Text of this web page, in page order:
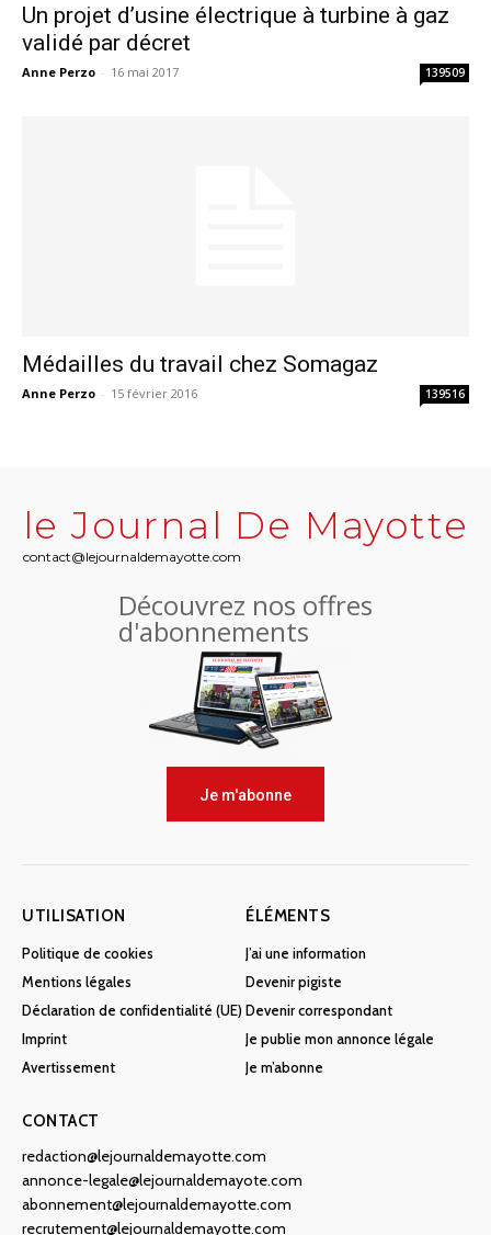
Un projet d’usine électrique à turbine à gaz
validé par décret
Anne Perzo - 16 mai 2017 139509
Médailles du travail chez Somagaz
Anne Perzo - 15 février 2016 139516
le Journal De Mayotte
contact@lejournaldemayotte.com
Découvrez nos offres
d'abonnements
Je m'abonne
UTILISATION
Politique de cookies
Mentions légales
Déclaration de confidentialité (UE)
Imprint
Avertissement
ÉLÉMENTS
J’ai une information
Devenir pigiste
Devenir correspondant
Je publie mon annonce légale
Je m’abonne
CONTACT
redaction@lejournaldemayotte.com
annonce-legale@lejournaldemayote.com
abonnement@lejournaldemayotte.com
recrutement@lejournaldemayotte.com